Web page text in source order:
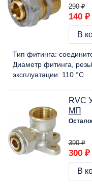
290 ₽
140 ₽
В
Тип фитинга:
Диаметр фитинга,
эксплуатации: 110 °C
RVC
МП
390 ₽
300 ₽
В